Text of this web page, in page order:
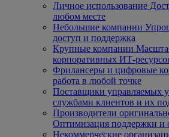
Личное использование
любом месте
Небольшие компании
доступ и поддержка
Крупные компании
корпоративных ИТ-
Фрилансеры и цифровые
работа в любой точке
Поставщики управляемых
службами клиентов и их
Производители
Оптимизация поддержки и
Некоммерческие